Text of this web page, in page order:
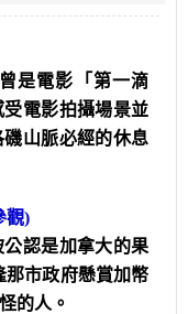
是電影「第一滴
電影拍攝場景並
山脈必經的休息
觀)
認是加拿大的果
那市政府懸賞加幣
的人。